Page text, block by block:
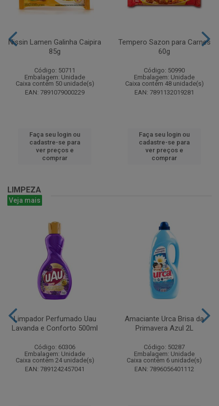
Nissin Lamen Galinha Caipira
85g
Código: 50711
Embalagem: Unidade
Caixa contém 50 unidade(s)
EAN: 7891079000229
Faça seu login ou
cadastre-se para
ver preços e
comprar
Tempero Sazon para Carnes
60g
Código: 50990
Embalagem: Unidade
Caixa contém 48 unidade(s)
EAN: 7891132019281
Faça seu login ou
cadastre-se para
ver preços e
comprar
LIMPEZA
Veja mais
Limpador Perfumado Uau
Lavanda e Conforto 500ml
Código: 60306
Embalagem: Unidade
Caixa contém 24 unidade(s)
EAN: 7891242457041
Amaciante Urca Brisa da
Primavera Azul 2L
Código: 50287
Embalagem: Unidade
Caixa contém 6 unidade(s)
EAN: 7896056401112